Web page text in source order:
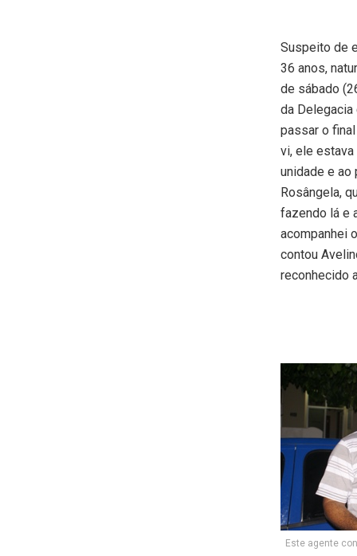
Suspeito de
36 anos,
de sábado
da
passar o
vi, ele estava
unidade e ao
Rosângela,
fazendo lá e
acompanhei
contou
reconhecido
Este agente